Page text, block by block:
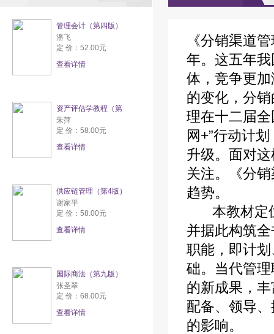
管理会计（第四版）
潘飞
定 价：52.00元
查看详情
资产评估学教程（第
朱萍
定 价：58.00元
查看详情
供应链管理（第4版）
谢家平
定 价：58.00元
查看详情
国际商法（第九版）
张圣翠
定 价：68.00元
查看详情
《分销渠道
年。这五年
体，竞争更
的变化，分
理在十二届
网+”行动计
升级。面对
关注。《分
趋势。
本教材定位
并据此构筑
职能，即计
础。当代管
的新成果，
配备、领导
的影响。